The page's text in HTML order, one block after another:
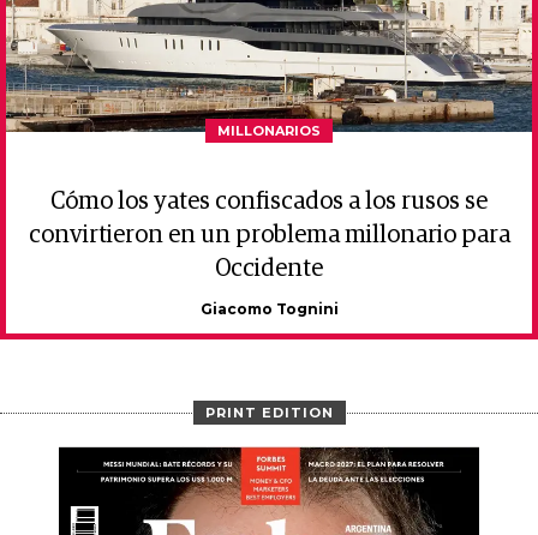
MILLONARIOS
Cómo los yates confiscados a los rusos se
convirtieron en un problema millonario para
Occidente
Giacomo Tognini
PRINT EDITION